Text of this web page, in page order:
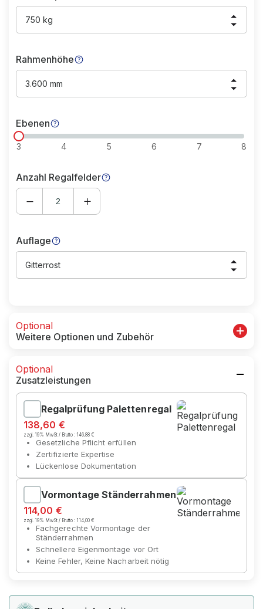
750 kg
Rahmenhöhe
3.600 mm
Ebenen
3 4 5 6 7 8
Anzahl Regalfelder
Auflage
Gitterrost
Optional
Weitere Optionen und Zubehör
Optional
Zusatzleistungen
Regalprüfung Palettenregal
138,60 €
zzgl. 19% MwSt / Brutto :146,88 €
Gesetzliche Pflicht erfüllen
Zertifizierte Expertise
Lückenlose Dokumentation
Vormontage Ständerrahmen
114,00 €
zzgl. 19% MwSt / Brutto :114,00 €
Fachgerechte Vormontage der
Ständerrahmen
Schnellere Eigenmontage vor Ort
Keine Fehler, Keine Nacharbeit nötig